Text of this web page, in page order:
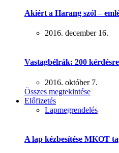
Akiért a Harang szól –
2016. december 16.
Vastagbélrák: 200
2016. október 7.
Összes megtekintése
Előfizetés
Lapmegrendelés
A lap kézbesítése MKOT